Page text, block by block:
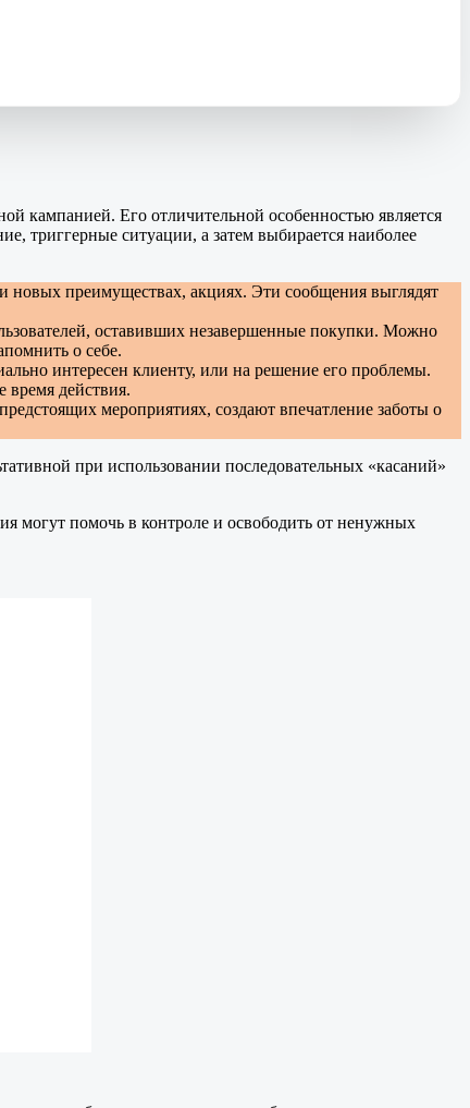
кампанией. Его отличительной особенностью является
триггерные ситуации, а затем выбирается наиболее
новых преимуществах, акциях. Эти сообщения выглядят
оставивших незавершенные покупки. Можно
о себе.
интересен клиенту, или на решение его проблемы.
действия.
мероприятиях, создают впечатление заботы о
при использовании последовательных «касаний»
могут помочь в контроле и освободить от ненужных